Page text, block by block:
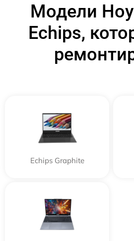
Модели
Echips,
Echips Graphite